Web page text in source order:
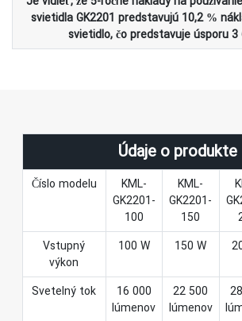
svietidla GK2201 predstavujú 10,2 %
svietidlo, čo predstavuje úsporu 3
Údaje o produkte
Číslo modelu
KML-
GK2201-
100
KML-
GK2201-
150
Vstupný
výkon
100 W 150 W
Svetelný tok
16 000
lúmenov
22 500
lúmenov